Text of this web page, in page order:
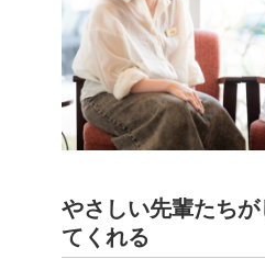
やさしい先輩たちが
てくれる